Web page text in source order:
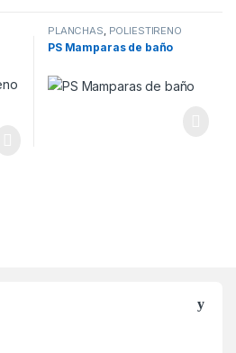
PLANCHAS, POLIESTIRENO
PS Mamparas de baño